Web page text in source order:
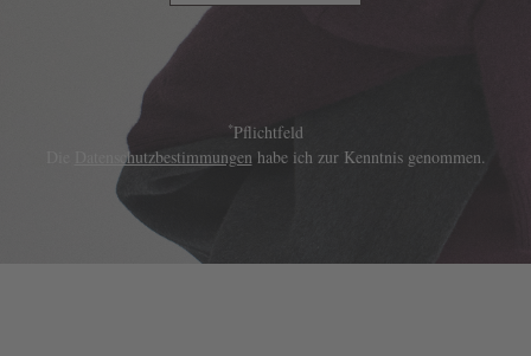
*Pflichtfeld
Datenschutzbestimmungen habe ich zur Kenntnis genommen.